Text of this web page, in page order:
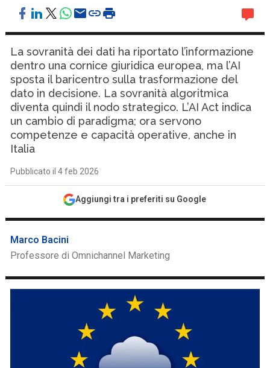
La sovranità dei dati ha riportato l’informazione
dentro una cornice giuridica europea, ma l’AI
sposta il baricentro sulla trasformazione del
dato in decisione. La sovranità algoritmica
diventa quindi il nodo strategico. L’AI Act indica
un cambio di paradigma; ora servono
competenze e capacità operative, anche in
Italia
Pubblicato il 4 feb 2026
Aggiungi tra i preferiti su Google
Marco Bacini
Professore di Omnichannel Marketing